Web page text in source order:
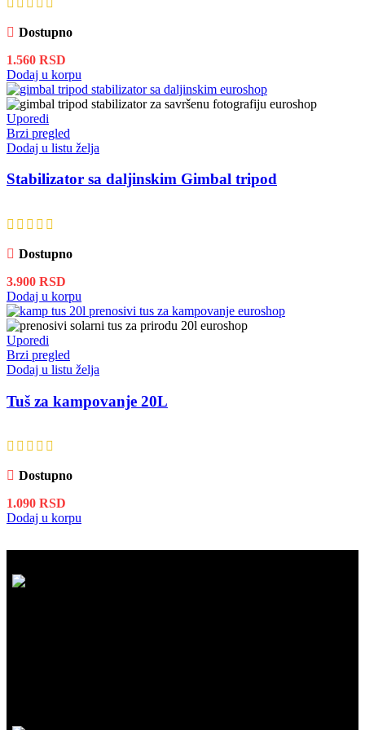
Dostupno
1.560 RSD
Dodaj u korpu
Uporedi
Brzi pregled
Dodaj u listu želja
Stabilizator sa daljinskim Gimbal tripod
Dostupno
3.900 RSD
Dodaj u korpu
Uporedi
Brzi pregled
Dodaj u listu želja
Tuš za kampovanje 20L
Dostupno
1.090 RSD
Dodaj u korpu